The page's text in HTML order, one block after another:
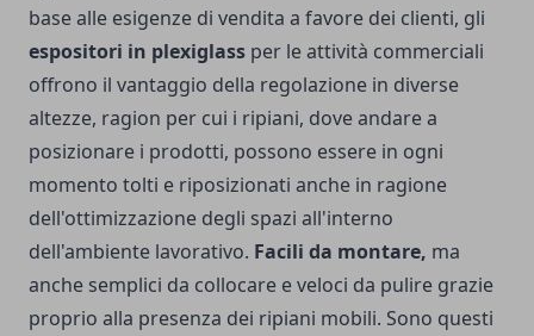
base alle esigenze di vendita a favore dei clienti, gli
espositori in plexiglass per le attività commerciali
offrono il vantaggio della regolazione in diverse
altezze, ragion per cui i ripiani, dove andare a
posizionare i prodotti, possono essere in ogni
momento tolti e riposizionati anche in ragione
dell'ottimizzazione degli spazi all'interno
dell'ambiente lavorativo. Facili da montare, ma
anche semplici da collocare e veloci da pulire grazie
proprio alla presenza dei ripiani mobili. Sono questi